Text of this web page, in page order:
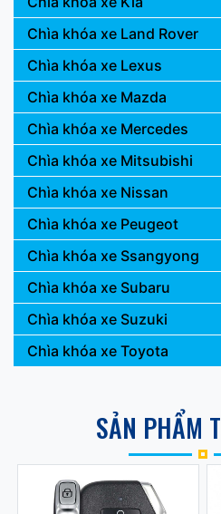
Chìa khóa xe Land Rover
Chìa khóa xe Lexus
Chìa khóa xe Mazda
Chìa khóa xe Mercedes
Chìa khóa xe Mitsubishi
Chìa khóa xe Nissan
Chìa khóa xe Peugeot
Chìa khóa xe Ssangyong
Chìa khóa xe Subaru
Chìa khóa xe Suzuki
Chìa khóa xe Toyota
SẢN PHẨM